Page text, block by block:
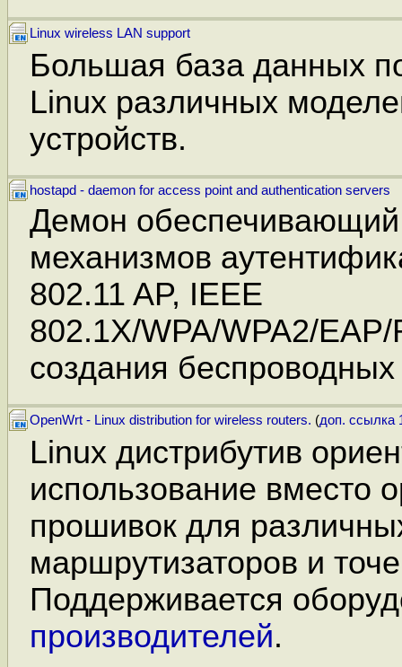
Linux wireless LAN support
Большая база данных
Linux различных
устройств.
hostapd - daemon for access point and authentication servers
Демон
механизмов
802.11 AP, IEEE
802.1X/WPA/WPA2/
создания беспроводных
OpenWrt - Linux distribution for wireless routers. (доп. ссылка
Linux дистрибутив
использование вместо
прошивок для
маршрутизаторов и
Поддерживается
производителей.